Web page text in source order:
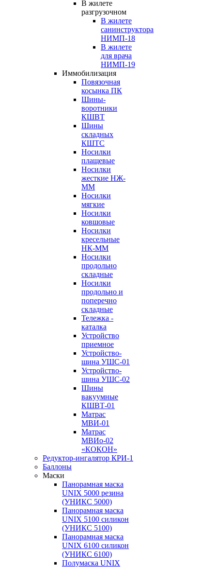
В жилете
разгрузочном
В жилете
санинструктора
НИМП-18
В жилете
для врача
НИМП-19
Иммобилизация
Повязочная
косынка ПК
Шины-
воротники
КШВТ
Шины
складных
КШТС
Носилки
плащевые
Носилки
жесткие НЖ-
ММ
Носилки
мягкие
Носилки
ковшовые
Носилки
кресельные
НК-ММ
Носилки
продольно
складные
Носилки
продольно и
поперечно
складные
Тележка -
каталка
Устройство
приемное
Устройство-
шина УШС-01
Устройство-
шина УШС-02
Шины
вакуумные
КШВТ-01
Матрас
МВИ-01
Матрас
МВИо-02
«КОКОН»
Редуктор-ингалятор КРИ-1
Баллоны
Маски
Панорамная маска
UNIX 5000 резина
(УНИКС 5000)
Панорамная маска
UNIX 5100 силикон
(УНИКС 5100)
Панорамная маска
UNIX 6100 силикон
(УНИКС 6100)
Полумаска UNIX